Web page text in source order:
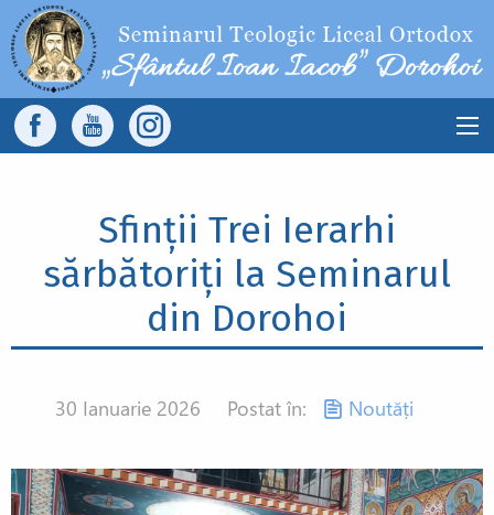
Sari la conținutul principal
Main
Sfinții Trei Ierarhi
sărbătoriți la Seminarul
din Dorohoi
30 Ianuarie 2026 Postat în: Noutăți